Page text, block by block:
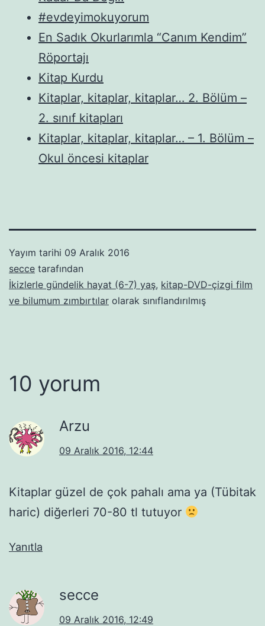
#evdeyimokuyorum
En Sadık Okurlarımla “Canım Kendim”
Röportajı
Kitap Kurdu
Kitaplar, kitaplar, kitaplar… 2. Bölüm –
2. sınıf kitapları
Kitaplar, kitaplar, kitaplar… – 1. Bölüm –
Okul öncesi kitaplar
Yayım tarihi 09 Aralık 2016
secce tarafından
İkizlerle gündelik hayat (6-7) yaş, kitap-DVD-çizgi film
ve bilumum zımbırtılar olarak sınıflandırılmış
10 yorum
Arzu
09 Aralık 2016, 12:44
Kitaplar güzel de çok pahalı ama ya (Tübitak
haric) diğerleri 70-80 tl tutuyor
Yanıtla
secce
09 Aralık 2016, 12:49